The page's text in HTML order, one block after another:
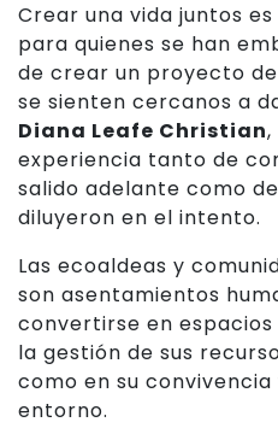
Crear una vida juntos
para quienes se han
de crear un proyecto
se sienten cercanos a
Diana Leafe Christian
experiencia tanto de
salido adelante como
diluyeron en el intento.
Las ecoaldeas y
son asentamientos
convertirse en
la gestión de sus
como en su
entorno.